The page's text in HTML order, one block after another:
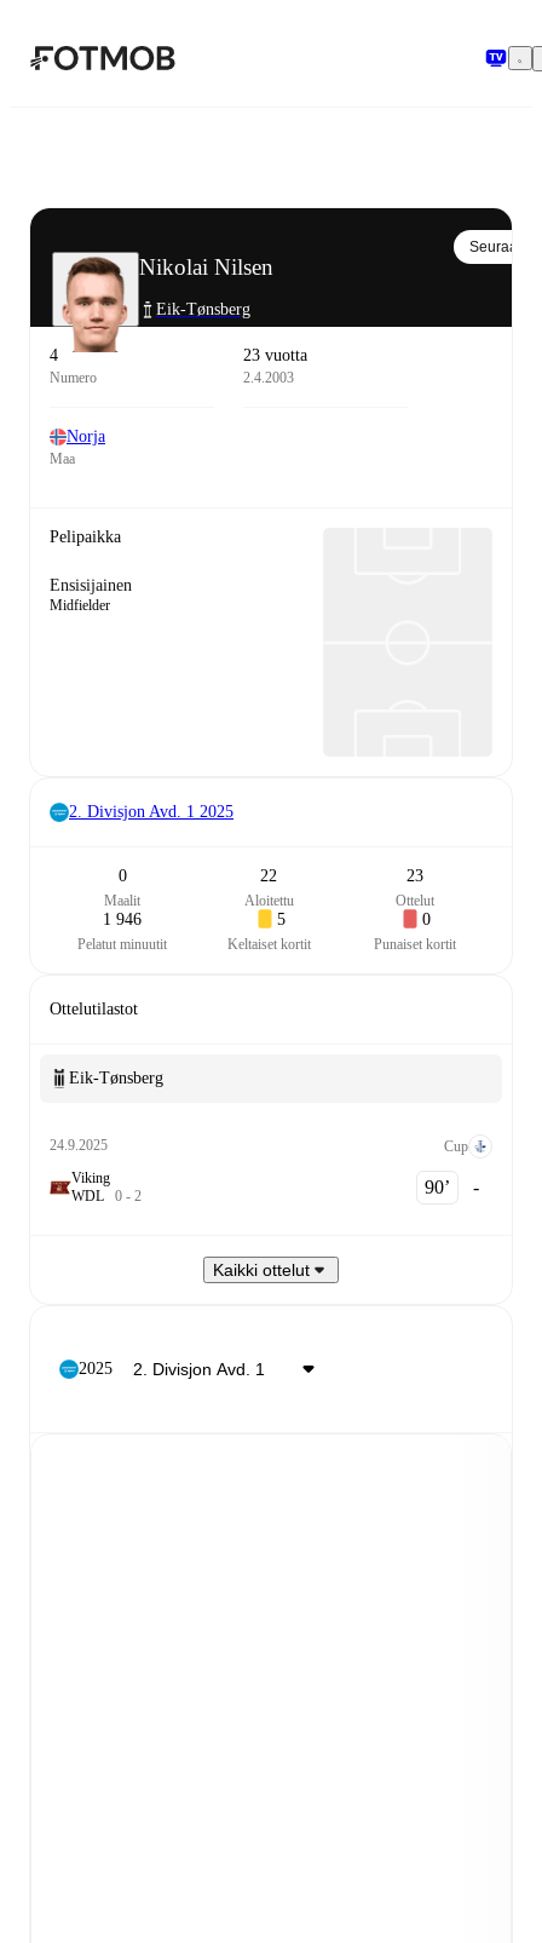
Nikolai Nilsen
Eik-Tønsberg
Seuraa
4
Numero
23 vuotta
2.4.2003
Norja
Maa
Pelipaikka
Ensisijainen
Midfielder
2. Divisjon Avd. 1 2025
0
Maalit
22
Aloitettu
23
Ottelut
1 946
Pelatut minuutit
5
Keltaiset kortit
0
Punaiset kortit
Ottelutilastot
Eik-Tønsberg
24.9.2025
Cup
Viking
WDL 0 - 2 90‎’‎ -
Kaikki ottelut
2025